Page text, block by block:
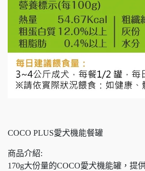
COCO PLUS愛犬機能餐罐
商品介紹:
170g大份量的COCO愛犬機能罐，提